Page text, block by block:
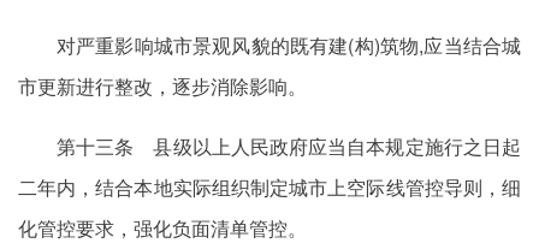
对严重影响城市景观风貌的既有建(构)筑物,应当结合城
市更新进行整改，逐步消除影响。
第十三条 县级以上人民政府应当自本规定施行之日起
二年内，结合本地实际组织制定城市上空际线管控导则，细
化管控要求，强化负面清单管控。